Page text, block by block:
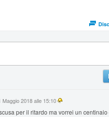
Maggio 2018 alle 15:10
per il ritardo ma vorrei un centinaio